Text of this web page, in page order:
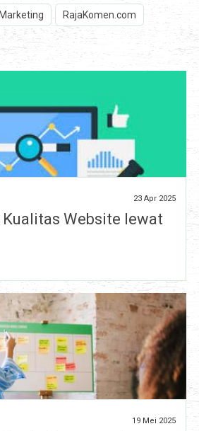
RajaKomen.com
23 Apr 2025
Kualitas Website lewat
19 Mei 2025